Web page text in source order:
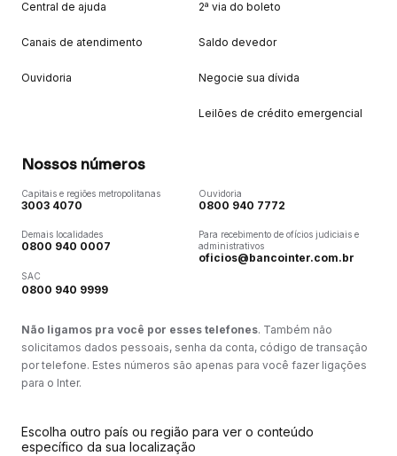
Central de ajuda
Canais de atendimento
Ouvidoria
2ª via do boleto
Saldo devedor
Negocie sua dívida
Leilões de crédito emergencial
Nossos números
Capitais e regiões metropolitanas
3003 4070
Demais localidades
0800 940 0007
SAC
0800 940 9999
Ouvidoria
0800 940 7772
Para recebimento de ofícios judiciais e
administrativos
oficios@bancointer.com.br
Não ligamos pra você por esses telefones. Também não
solicitamos dados pessoais, senha da conta, código de transação
por telefone. Estes números são apenas para você fazer ligações
para o Inter.
Escolha outro país ou região para ver o conteúdo
específico da sua localização